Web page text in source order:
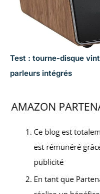
Test : tourne-disque
parleurs intégrés